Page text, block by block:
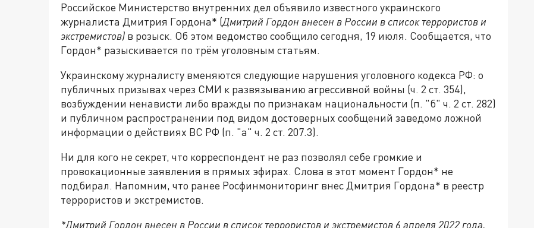
Российское Министерство внутренних дел объявило известного украинского
журналиста Дмитрия Гордона* (Дмитрий Гордон внесен в России в список террористов и
экстремистов) в розыск. Об этом ведомство сообщило сегодня, 19 июля. Сообщается, что
Гордон* разыскивается по трём уголовным статьям.
Украинскому журналисту вменяются следующие нарушения уголовного кодекса РФ: о
публичных призывах через СМИ к развязыванию агрессивной войны (ч. 2 ст. 354),
возбуждении ненависти либо вражды по признакам национальности (п. "б" ч. 2 ст. 282)
и публичном распространении под видом достоверных сообщений заведомо ложной
информации о действиях ВС РФ (п. "а" ч. 2 ст. 207.3).
Ни для кого не секрет, что корреспондент не раз позволял себе громкие и
провокационные заявления в прямых эфирах. Слова в этот момент Гордон* не
подбирал. Напомним, что ранее Росфинмониторинг внес Дмитрия Гордона* в реестр
террористов и экстремистов.
*Дмитрий Гордон внесен в России в список террористов и экстремистов 6 апреля 2022 года.